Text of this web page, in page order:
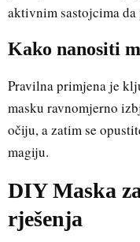
aktivnim sastojcima
Kako nanositi
Pravilna primjena je
masku ravnomjerno
očiju, a zatim se
magiju.
DIY Maska
rješenja